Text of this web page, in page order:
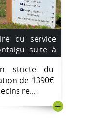
du service
suite à
médecins
au 7 août
stricte du
de 1390€
re...
+